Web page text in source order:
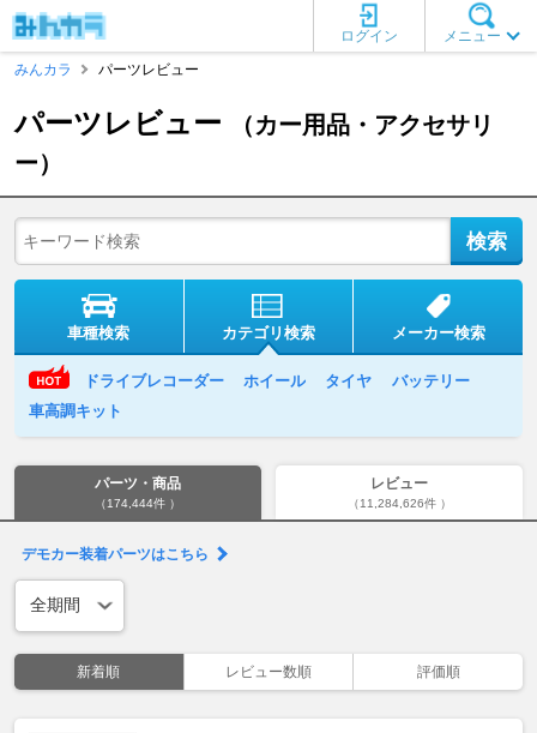
メニュー
ログイン
みんカラ
パーツレビュー
パーツレビュー
（カー用品・アクセサリ
ー）
車種検索 カテゴリ検索 メーカー検索
ドライブレコーダー ホイール タイヤ
バッテリー
車高調キット
パーツ・商品
（174,444件 ）
レビュー
（11,284,626件 ）
デモカー装着パーツはこちら
新着順 レビュー数順 評価順